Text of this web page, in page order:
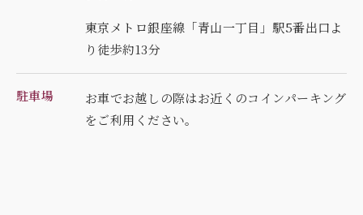
東京メトロ銀座線「青山一丁目」駅5番出口よ
り徒歩約13分
駐車場
お車でお越しの際はお近くのコインパーキング
をご利用ください。